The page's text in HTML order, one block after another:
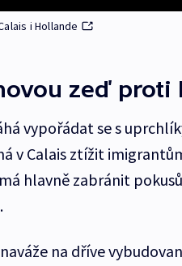
i Hollande
zeď proti
vypořádat se s
v Calais ztížit
hlavně zabránit
na dříve